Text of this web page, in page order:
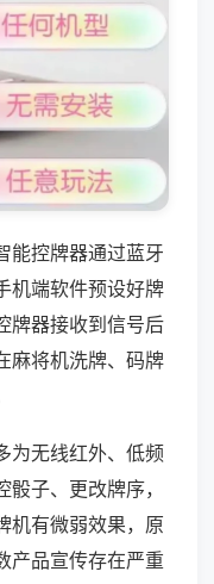
能控牌器通过蓝牙
机端软件预设好牌
牌器接收到信号后
麻将机洗牌、码牌
为无线红外、低频
子、更改牌序，
机有微弱效果，原
产品宣传存在严重